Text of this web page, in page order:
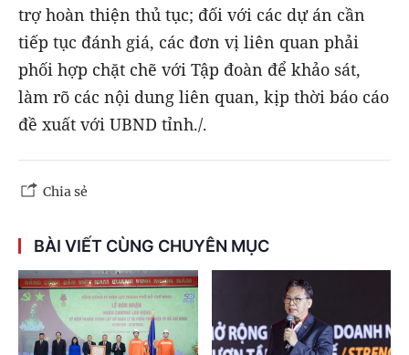
trợ hoàn thiện thủ tục; đối với các dự án cần
tiếp tục đánh giá, các đơn vị liên quan phải
phối hợp chặt chẽ với Tập đoàn để khảo sát,
làm rõ các nội dung liên quan, kịp thời báo cáo
đề xuất với UBND tỉnh./.
Chia sẻ
BÀI VIẾT CÙNG CHUYÊN MỤC